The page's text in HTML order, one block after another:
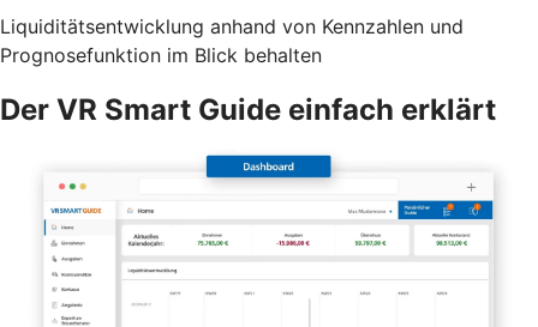
Liquiditätsentwicklung anhand von Kennzahlen und
Prognosefunktion im Blick behalten
Der VR Smart Guide einfach erklärt